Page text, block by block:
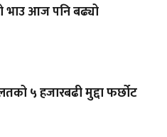
भाउ आज पनि बढ्यो
५ हजारबढी मुद्दा फर्छोट